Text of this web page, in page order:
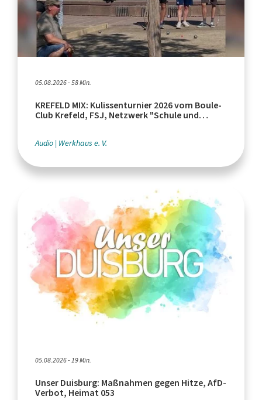
05.08.2026 - 58 Min.
KREFELD MIX: Kulissenturnier 2026 vom Boule-
Club Krefeld, FSJ, Netzwerk "Schule und
Audio Werkhaus e. V.
05.08.2026 - 19 Min.
Unser Duisburg: Maßnahmen gegen Hitze, AfD-
Verbot, Heimat 053